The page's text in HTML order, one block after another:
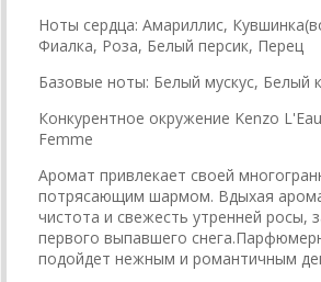
Ноты сердца: Амариллис,
Фиалка, Роза, Белый персик, Перец
Базовые ноты: Белый мускус, Белый
Конкурентное окружение Kenzo
Femme
Аромат привлекает своей
потрясающим шармом. Вдыхая
чистота и свежесть утренней росы,
первого выпавшего
подойдет нежным и романтичным